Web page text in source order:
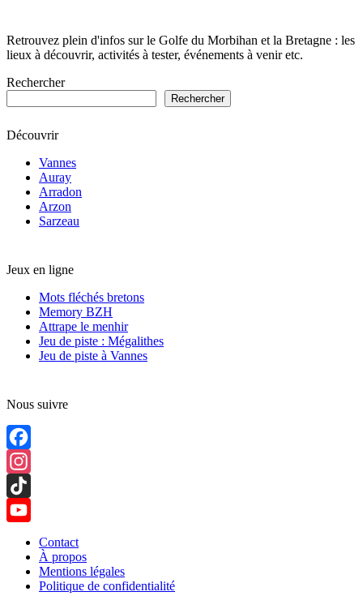
Retrouvez plein d'infos sur le Golfe du Morbihan et la Bretagne : les
lieux à découvrir, activités à tester, événements à venir etc.
Rechercher
Rechercher
Découvrir
Vannes
Auray
Arradon
Arzon
Sarzeau
Jeux en ligne
Mots fléchés bretons
Memory BZH
Attrape le menhir
Jeu de piste : Mégalithes
Jeu de piste à Vannes
Nous suivre
Facebook
Instagram
TikTok
YouTube
Channel
Contact
À propos
Mentions légales
Politique de confidentialité